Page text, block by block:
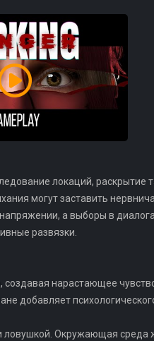
локаций, раскрытие
могут заставить
а выборы в
развязки.
нарастающее
добавляет
Окружающая среда